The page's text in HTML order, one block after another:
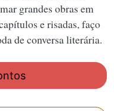
grandes obras em
e risadas, faço
de conversa literária.